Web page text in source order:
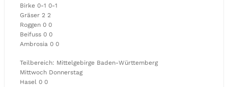
Birke 0-1 0-1
Gräser 2 2
Roggen 0 0
Beifuss 0 0
Ambrosia 0 0
Teilbereich: Mittelgebirge Baden-Württemberg
Mittwoch Donnerstag
Hasel 0 0